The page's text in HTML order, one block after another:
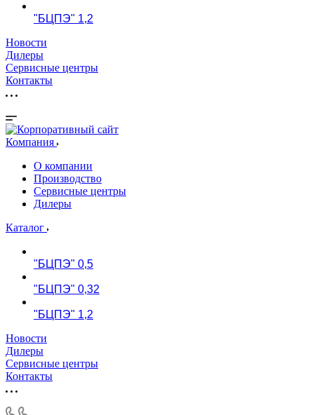
"БЦПЭ" 1,2
Новости
Дилеры
Сервисные центры
Контакты
Компания
О компании
Производство
Сервисные центры
Дилеры
Каталог
"БЦПЭ" 0,5
"БЦПЭ" 0,32
"БЦПЭ" 1,2
Новости
Дилеры
Сервисные центры
Контакты